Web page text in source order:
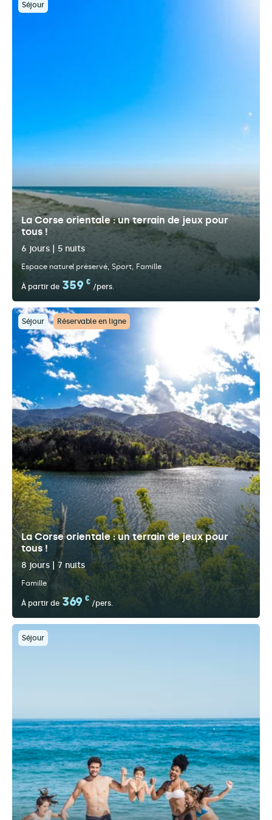
Séjour
La Corse orientale : un terrain de jeux pour
tous !
6 jours | 5 nuits
Espace naturel préservé Sport Famille
À partir de 359 €
/pers.
Séjour Réservable en ligne
La Corse orientale : un terrain de jeux pour
tous !
8 jours | 7 nuits
Famille
À partir de 369 €
/pers.
Séjour